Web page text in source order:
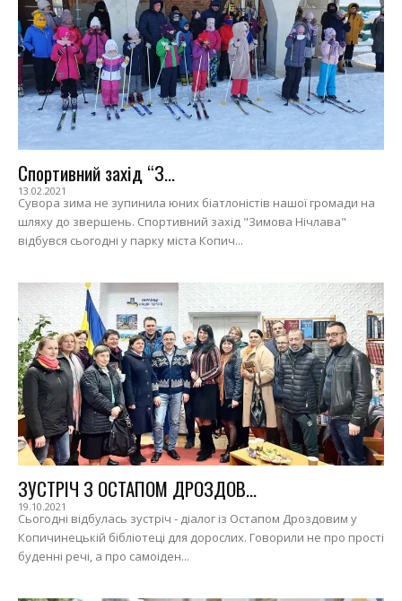
Спортивний захід “З...
13.02.2021
Сувора зима не зупинила юних біатлоністів нашої громади на
шляху до звершень. Спортивний захід "Зимова Нічлава"
відбувся сьогодні у парку міста Копич...
ЗУСТРІЧ З ОСТАПОМ ДРОЗДОВ...
19.10.2021
Сьогодні відбулась зустріч - діалог із Остапом Дроздовим у
Копичинецькій бібліотеці для дорослих. Говорили не про прості
буденні речі, а про самоіден...